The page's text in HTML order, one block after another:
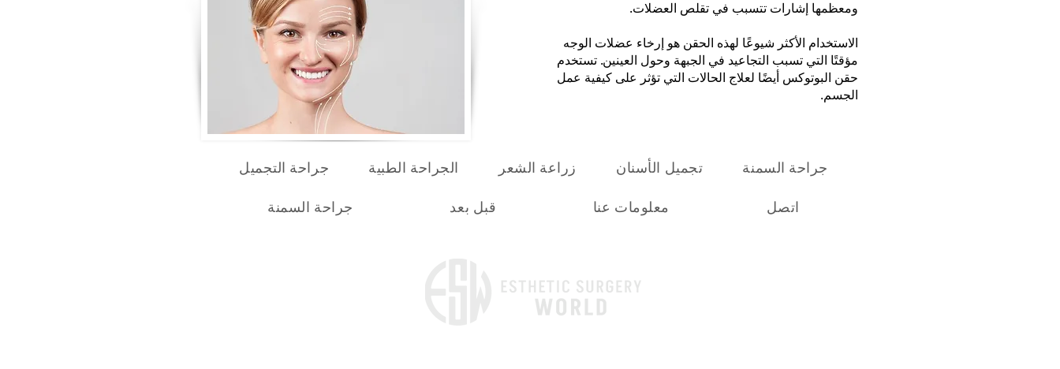
ومعظمها إشارات تتسبب في تقلص العضلات.
الاستخدام الأكثر شيوعًا لهذه الحقن هو إرخاء عضلات الوجه
مؤقتًا التي تسبب التجاعيد في الجبهة وحول العينين. تستخدم
حقن البوتوكس أيضًا لعلاج الحالات التي تؤثر على كيفية عمل
الجسم.
جراحة التجميل الجراحة الطبية زراعة الشعر تجميل الأسنان جراحة السمنة
جراحة السمنة قبل بعد معلومات عنا اتصل